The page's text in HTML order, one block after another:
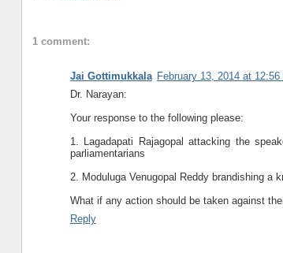
1 comment:
Jai Gottimukkala February 13, 2014 at 12:56
Dr. Narayan:
Your response to the following please:
1. Lagadapati Rajagopal attacking the
parliamentarians
2. Moduluga Venugopal Reddy brandishing a
What if any action should be taken against
Reply